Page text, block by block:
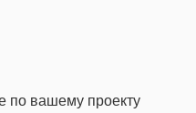
по вашему проекту